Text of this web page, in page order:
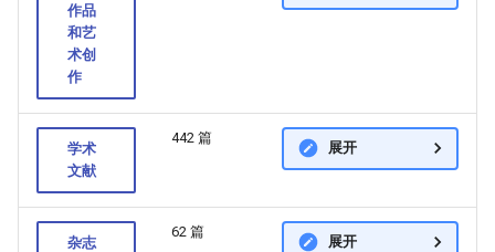
作品
和艺
术创
作
学术
文献
442 篇
展开
杂志
62 篇
展开